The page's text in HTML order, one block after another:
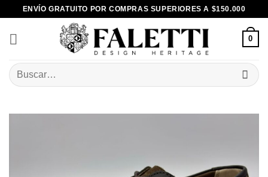
content
ENVÍO GRATUITO POR COMPRAS SUPERIORES A $150.000
0
Buscar
por: